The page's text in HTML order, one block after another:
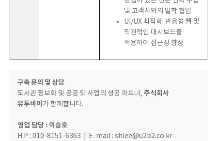
및 고객사와의 밀착 협업
UI/UX 최적화: 반응형 웹 및
직관적인 대시보드를
적용하여 접근성 향상
구축 문의 및 상담
도서관 정보화 및 공공 SI 사업의 성공 파트너, 주식회사
유투비이 가 함께합니다.
영업 담당 : 이승호
H.P : 010-8151-6363 | E-mail : shlee@u2b2.co.kr